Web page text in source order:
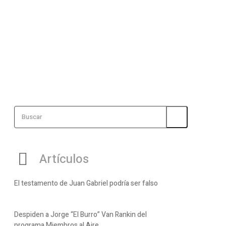
Buscar
Artículos
El testamento de Juan Gabriel podría ser falso
Despiden a Jorge “El Burro” Van Rankin del